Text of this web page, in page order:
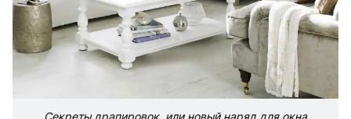
Секреты драпировок, или новый наряд для окна